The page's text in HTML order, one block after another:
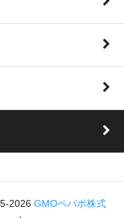
2026 GMOペパボ株式